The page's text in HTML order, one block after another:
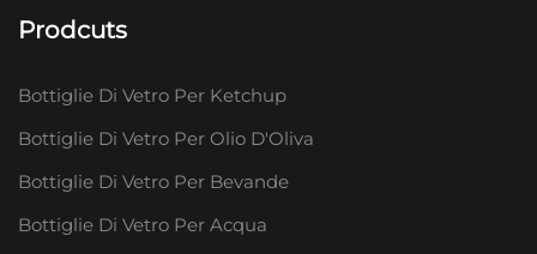
Prodcuts
Bottiglie Di Vetro Per Ketchup
Bottiglie Di Vetro Per Olio D'Oliva
Bottiglie Di Vetro Per Bevande
Bottiglie Di Vetro Per Acqua